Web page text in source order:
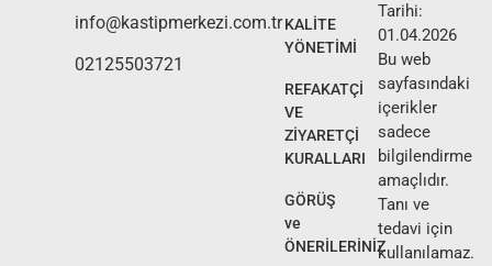
info@kastipmerkezi.com.tr
02125503721
KALİTE
YÖNETİMİ
REFAKATÇİ
VE
ZİYARETÇİ
KURALLARI
GÖRÜŞ
ve
ÖNERİLERİNİZ
Tarihi:
01.04.2026
Bu web
sayfasındaki
içerikler
sadece
bilgilendirme
amaçlıdır.
Tanı ve
tedavi için
kullanılamaz.